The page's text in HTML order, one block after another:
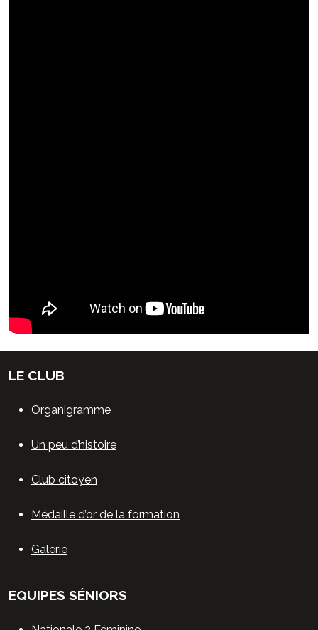
LE CLUB
Organigramme
Un peu d’histoire
Club citoyen
Médaille d’or de la formation
Galerie
EQUIPES SÉNIORS